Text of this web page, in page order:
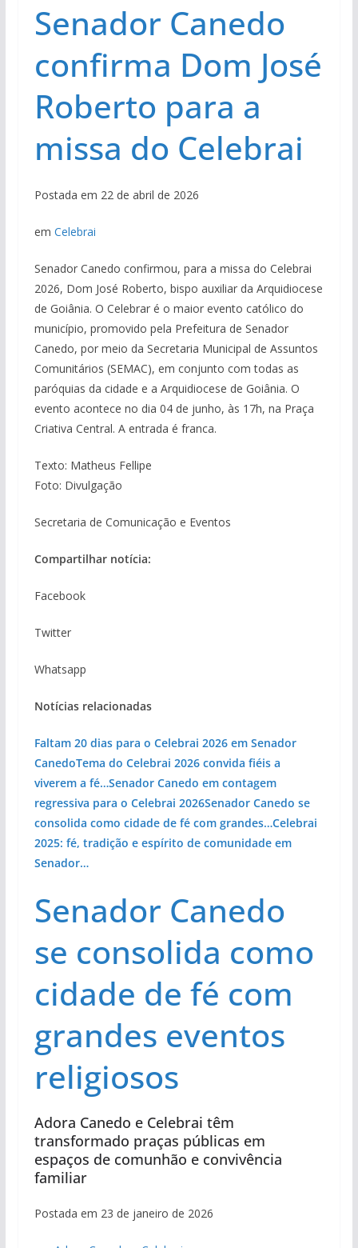
Senador Canedo
confirma Dom José
Roberto para a
missa do Celebrai
Postada em 22 de abril de 2026
em Celebrai
Senador Canedo confirmou, para a missa do Celebrai
2026, Dom José Roberto, bispo auxiliar da Arquidiocese
de Goiânia. O Celebrar é o maior evento católico do
município, promovido pela Prefeitura de Senador
Canedo, por meio da Secretaria Municipal de Assuntos
Comunitários (SEMAC), em conjunto com todas as
paróquias da cidade e a Arquidiocese de Goiânia. O
evento acontece no dia 04 de junho, às 17h, na Praça
Criativa Central. A entrada é franca.
Texto: Matheus Fellipe
Foto: Divulgação
Secretaria de Comunicação e Eventos
Compartilhar notícia:
Facebook
Twitter
Whatsapp
Notícias relacionadas
Faltam 20 dias para o Celebrai 2026 em Senador
CanedoTema do Celebrai 2026 convida fiéis a
viverem a fé…Senador Canedo em contagem
regressiva para o Celebrai 2026Senador Canedo se
consolida como cidade de fé com grandes…Celebrai
2025: fé, tradição e espírito de comunidade em
Senador…
Senador Canedo
se consolida como
cidade de fé com
grandes eventos
religiosos
Adora Canedo e Celebrai têm
transformado praças públicas em
espaços de comunhão e convivência
familiar
Postada em 23 de janeiro de 2026